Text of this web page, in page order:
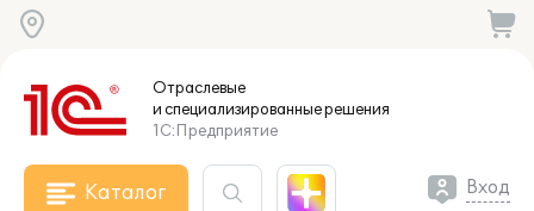
Отраслевые
и специализированныерешения
1С:Предприятие
Каталог Вход